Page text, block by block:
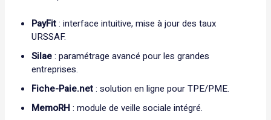
PayFit: interface intuitive, mise à jour des taux
URSSAF.
Silae: paramétrage avancé pour les grandes
entreprises.
Fiche-Paie.net: solution en ligne pour TPE/PME.
MemoRH: module de veille sociale intégré.